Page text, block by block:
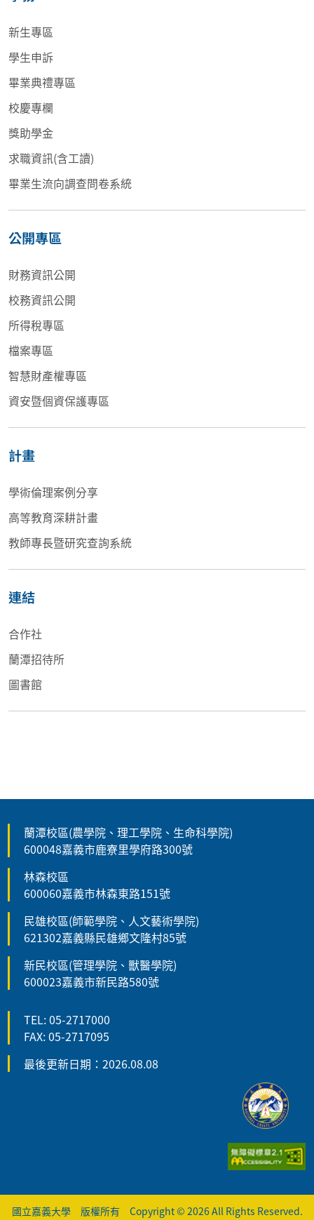
新生專區
學生申訴
畢業典禮專區
校慶專欄
獎助學金
求職資訊(含工讀)
畢業生流向調查問卷系統
公開專區
財務資訊公開
校務資訊公開
所得稅專區
檔案專區
智慧財產權專區
資安暨個資保護專區
計畫
學術倫理案例分享
高等教育深耕計畫
教師專長暨研究查詢系統
連結
合作社
蘭潭招待所
圖書館
蘭潭校區(農學院、理工學院、生命科學院)
600048嘉義市鹿寮里學府路300號
林森校區
600060嘉義市林森東路151號
民雄校區(師範學院、人文藝術學院)
621302嘉義縣民雄鄉文隆村85號
新民校區(管理學院、獸醫學院)
600023嘉義市新民路580號
TEL: 05-2717000
FAX: 05-2717095
最後更新日期：2026.08.08
國立嘉義大學 版權所有 Copyright © 2026 All Rights Reserved.